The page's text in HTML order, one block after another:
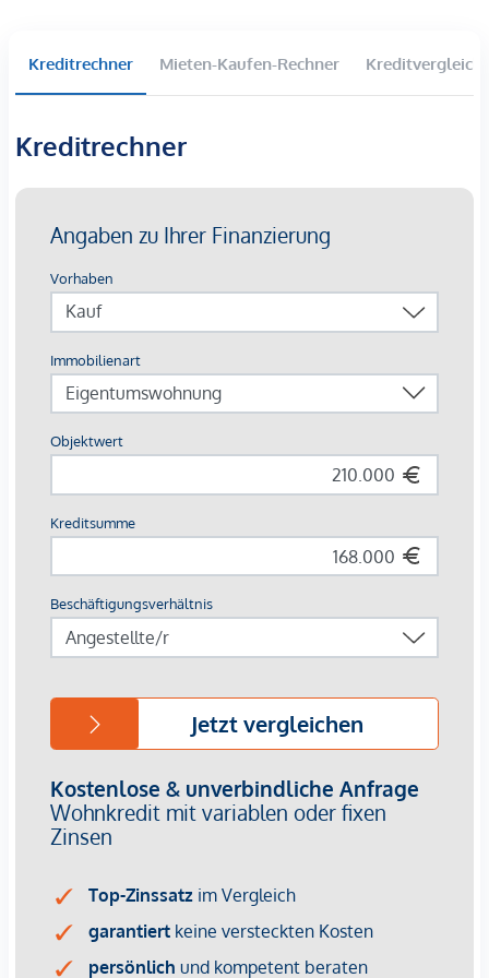
Straßenbahnlinie: 18 "Baumgasse"
Grundbucheintragung: 1,1% des Kaufpreises
Maklerprovision: 3% des Kaufpreises + 20% USt.
Kaufvertragshonorar: 1,2% des Kaufpreises zzgl. USt und
Barauslagen I Kaufvertragserstellung erfolgt durch die
Bei ernsthaftem Interesse stellen wir Ihnen
selbstverständlich gerne weitere Unterlagen zur Verfügung,
darunter beispielsweise:
Wohnungseigentumsvertrag
Nutzwertgutachten
Protokolle von Eigentümerversammlungen (sofern
vorhanden) u. v. m.
Sollten Sie sich für diese Immobilie entscheiden, begleiten
wir Sie kompetent durch den gesamten Kaufprozess –
individueller Wünsche und die Vertragsunterzeichnung bis
hin zur Übergabe der Immobilie. Auch bei organisatorischen
Selbstverständlich stellen wir Ihnen dafür alle notwendigen
Formulare und Unterlagen bereit.
Kreditrechner Mieten-Kaufen-Rechner Kreditvergleich
Kreditrechner